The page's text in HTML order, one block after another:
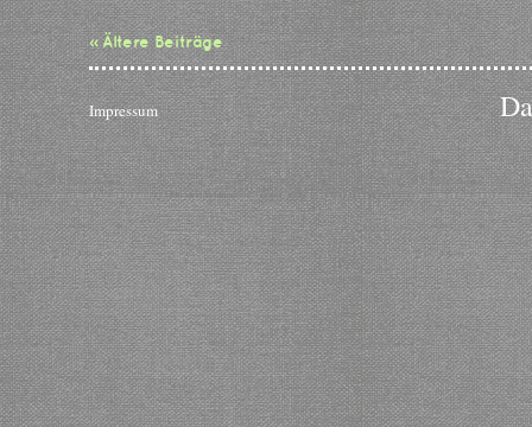
« Ältere Beiträge
Impressum